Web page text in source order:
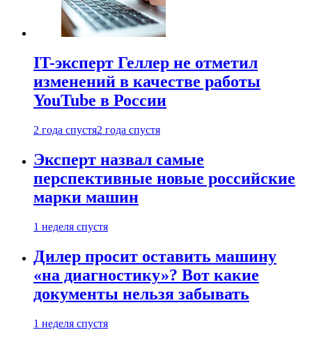
IT-эксперт Геллер не отметил
изменений в качестве работы
YouTube в России
2 года спустя2 года спустя
Эксперт назвал самые
перспективные новые российские
марки машин
1 неделя спустя
Дилер просит оставить машину
«на диагностику»? Вот какие
документы нельзя забывать
1 неделя спустя